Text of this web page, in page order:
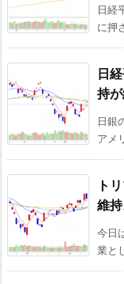
日経
に押
日
持が
日銀
アメ
ト
維持
今日
業と